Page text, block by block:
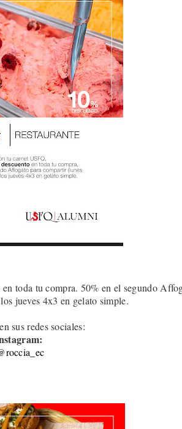
en toda tu compra. 50% en el segundo
jueves 4x3 en gelato simple.
sus redes sociales: